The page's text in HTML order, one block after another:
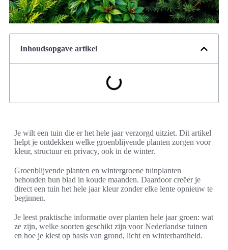
Inhoudsopgave artikel
Je wilt een tuin die er het hele jaar verzorgd uitziet. Dit artikel
helpt je ontdekken welke groenblijvende planten zorgen voor
kleur, structuur en privacy, ook in de winter.
Groenblijvende planten en wintergroene tuinplanten
behouden hun blad in koude maanden. Daardoor creëer je
direct een tuin het hele jaar kleur zonder elke lente opnieuw te
beginnen.
Je leest praktische informatie over planten hele jaar groen: wat
ze zijn, welke soorten geschikt zijn voor Nederlandse tuinen
en hoe je kiest op basis van grond, licht en winterhardheid.